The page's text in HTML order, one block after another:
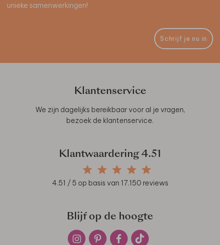
unieke samenwerkingen!
Schrijf je nu in
Klantenservice
We zijn dagelijks bereikbaar voor al je vragen,
bezoek de klantenservice.
Klantwaardering 4.51
4.51 / 5 op basis van 17.150 reviews
Blijf op de hoogte